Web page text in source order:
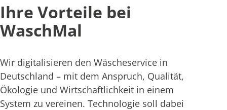
Ihre Vorteile bei
WaschMal
Wir digitalisieren den Wäscheservice in
Deutschland – mit dem Anspruch, Qualität,
Ökologie und Wirtschaftlichkeit in einem
System zu vereinen. Technologie soll dabei